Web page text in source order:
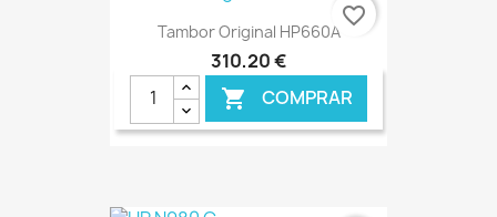
Tambor Original HP660A
310,20 €
 COMPRAR
favorite_border